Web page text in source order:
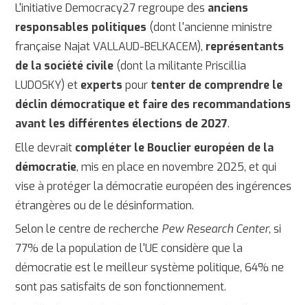
L'initiative Democracy27 regroupe des anciens
responsables politiques (dont l'ancienne ministre
française Najat VALLAUD-BELKACEM), représentants
de la société civile (dont la militante Priscillia
LUDOSKY) et experts pour tenter de comprendre le
déclin démocratique et faire des recommandations
avant les différentes élections de 2027.
Elle devrait compléter le Bouclier européen de la
démocratie, mis en place en novembre 2025, et qui
vise à protéger la démocratie européen des ingérences
étrangères ou de le désinformation.
Selon le centre de recherche Pew Research Center, si
77% de la population de l'UE considère que la
démocratie est le meilleur système politique, 64% ne
sont pas satisfaits de son fonctionnement.